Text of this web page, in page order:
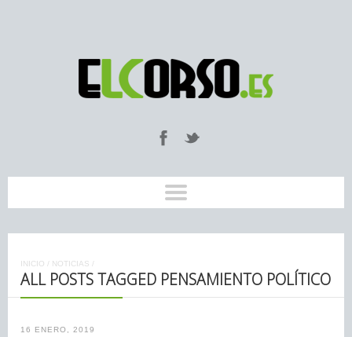
INICIO / NOTICIAS /
ALL POSTS TAGGED PENSAMIENTO POLÍTICO
16 ENERO, 2019